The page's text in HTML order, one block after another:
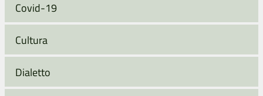
Covid-19
Cultura
Dialetto